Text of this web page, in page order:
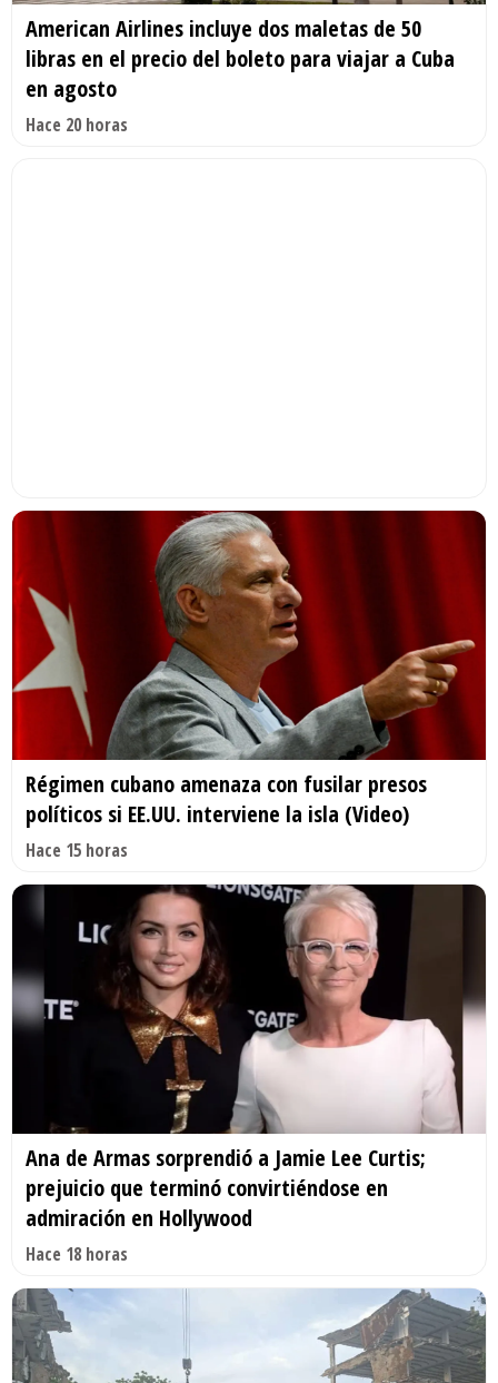
American Airlines incluye dos maletas de 50
libras en el precio del boleto para viajar a Cuba
en agosto
Hace 20 horas
Régimen cubano amenaza con fusilar presos
políticos si EE.UU. interviene la isla (Video)
Hace 15 horas
Ana de Armas sorprendió a Jamie Lee Curtis;
prejuicio que terminó convirtiéndose en
admiración en Hollywood
Hace 18 horas